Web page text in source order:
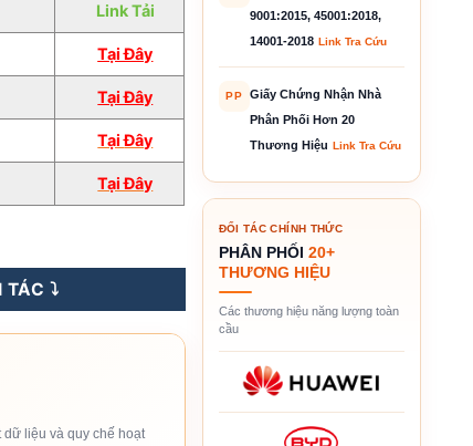
Link Tải
Tại Đây
Tại Đây
TạiĐây
Tại Đây
(Goodwe) số lượng
TÁC ⤵️
dữ liệu và quy chế hoạt
9001:2015, 45001:2018,
14001-2018 Link Tra Cứu
PP
Giấy Chứng Nhận Nhà
Phân Phối Hơn 20
Thương Hiệu Link Tra Cứu
ĐỐI TÁC CHÍNH THỨC
PHÂN PHỐI 20+
THƯƠNG HIỆU
Các thương hiệu năng lượng toàn
cầu